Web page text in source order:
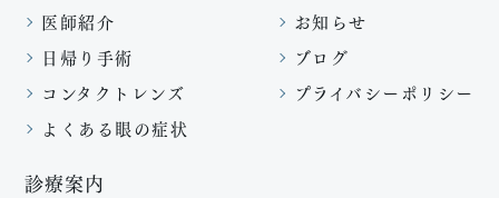
医師紹介
日帰り手術
コンタクトレンズ
よくある眼の症状
お知らせ
ブログ
プライバシーポリシー
診療案内